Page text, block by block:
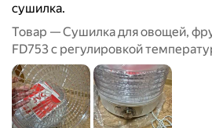
сушилка.
Товар — Сушилка для овощей,
FD753 с регулировкой
градусов, 5 прозрачных поддонов,